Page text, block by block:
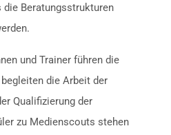
die Beratungsstrukturen
und Trainer führen die
die Arbeit der
Qualifizierung der
zu Medienscouts stehen